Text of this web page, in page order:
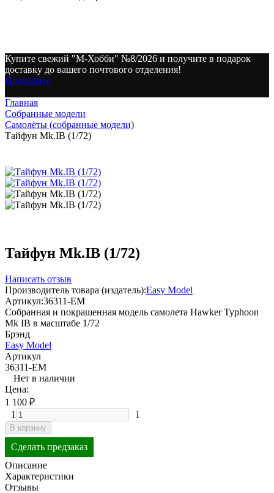
Купите свежий "М-Хобби" №8/2026 и получите в подарок
доставку до вашего почтового отделения!
Подробнее
Главная
Собранные модели
Самолёты (собранные модели)
Тайфун Mk.IB (1/72)
Тайфун Mk.IB (1/72)
Написать отзыв
Производитель товара (издатель):Easy Model
Артикул:36311-EM
Собранная и покрашенная модель самолета Hawker Typhoon
Mk IB в масштабе 1/72
Брэнд
Easy Model
Артикул
36311-EM
Нет в наличии
Цена:
1 100 ₽
1
1
В корзину
Сделать предзаказ
Описание
Характеристики
Отзывы